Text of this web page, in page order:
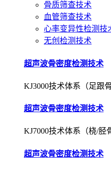
骨质筛查技术
血管筛查技术
心率变异性检测技
无创检测技术
超声波骨密度检测技术
KJ3000技术体系（足跟
超声波骨密度检测技术
KJ7000技术体系（桡/胫
超声波骨密度检测技术